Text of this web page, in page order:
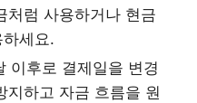
처럼 사용하거나 현금
세요.
이후로 결제일을 변경
지하고 자금 흐름을 원